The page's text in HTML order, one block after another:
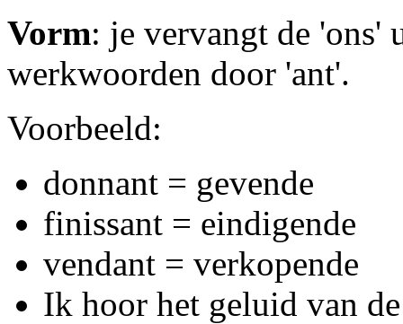
Vorm: je vervangt de 'ons'
werkwoorden door 'ant'.
Voorbeeld:
donnant = gevende
finissant = eindigende
vendant = verkopende
Ik hoor het geluid van